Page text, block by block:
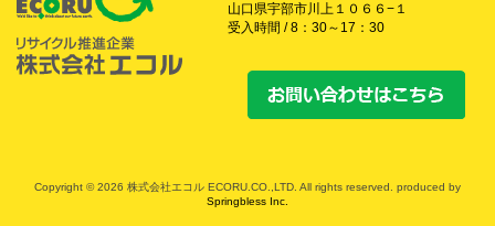
山口県宇部市川上１０６６−１
受入時間 / 8：30～17：30
Copyright © 2026 株式会社エコル ECORU.CO.,LTD. All rights reserved. produced by
Springbless Inc.